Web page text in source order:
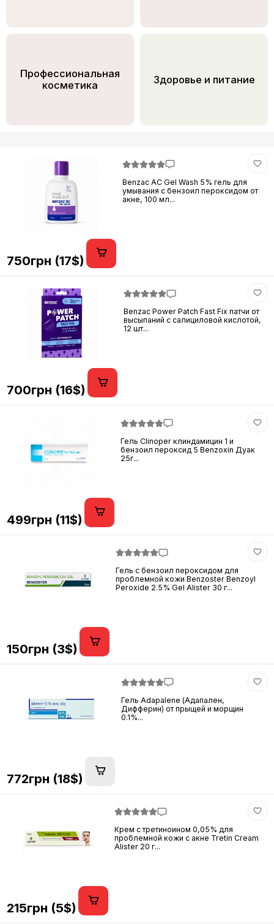
Профессиональная
косметика
Здоровье и питание
Benzac AC Gel Wash 5% гель для
умывания с бензоил пероксидом от
акне, 100 мл...
750грн (17$)
Benzac Power Patch Fast Fix патчи от
высыпаний с салициловой кислотой,
12 шт...
700грн (16$)
Гель Clinoper клиндамицин 1 и
бензоил пероксид 5 Benzoxin Дуак
25г...
499грн (11$)
Гель с бензоил пероксидом для
проблемной кожи Benzoster Benzoyl
Peroxide 2.5% Gel Alister 30 г...
150грн (3$)
Гель Adapalene (Адапален,
Дифферин) от прыщей и морщин
0.1%...
772грн (18$)
Крем с третиноином 0,05% для
проблемной кожи с акне Tretin Cream
Alister 20 г...
215грн (5$)